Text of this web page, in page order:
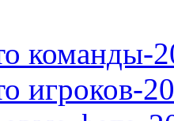
команды-
игроков-